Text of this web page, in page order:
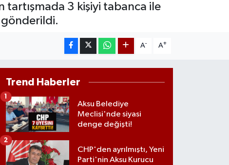
tartışmada 3 kişiyi tabanca ile
gönderildi.
A- A+
Trend Haberler
Aksu Belediye
Meclisi'nde siyasi
denge değişti!
1
CHP'den ayrılmıştı, Yeni
Parti'nin Aksu Kurucu
2